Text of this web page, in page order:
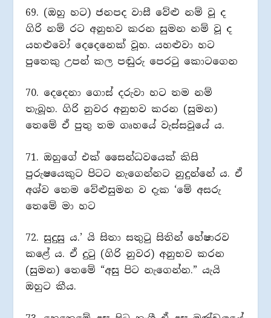
69. (ඔහු හට) ජනපද වාසී වේළු නම් වූ ද
ගිරි නම් රට අනුභව කරන සුමන නම් වූ ද
යහළුවෝ දෙදෙනෙක් වූහ. යහළුවා හට
පුතෙකු උපන් කල පඬුරු පෙරටු කොටගෙන
70. දෙදෙනා ගොස් දරුවා හට තම නම්
තැබූහ. ගිරි නුවර අනුභව කරන (සුමන)
තෙමේ ඒ පුතු තම ගෘහයේ වැස්සවූයේ ය.
71. ඔහුගේ එක් සෛන්ධවයෙක් කිසි
පුරුෂයෙකුට පිටට නැගෙන්නට නුදුන්නේ ය. ඒ
අශ්ව තෙම වේළුසුමන ව දැක ‘මේ අසරු
තෙමේ මා හට
72. සුදුසු ය.’ යි සිතා සතුටු සිතින් හේෂාරව
කළේ ය. ඒ දුටු (ගිරි නුවර) අනුභව කරන
(සුමන) තෙමේ “අසු පිට නැගෙන්න.” යැයි
ඔහුට කීය.